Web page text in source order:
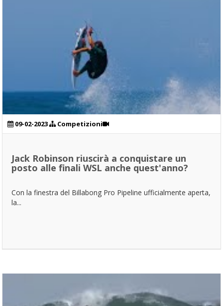
09-02-2023 Competizioni
Jack Robinson riuscirà a conquistare un
posto alle finali WSL anche quest'anno?
Con la finestra del Billabong Pro Pipeline ufficialmente aperta,
la...